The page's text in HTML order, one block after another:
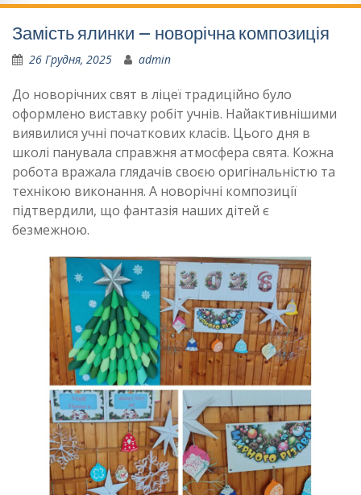
Замість ялинки – новорічна композиція
26 Грудня, 2025 admin
До новорічних свят в ліцеї традиційно було
оформлено виставку робіт учнів. Найактивнішими
виявилися учні початкових класів. Цього дня в
школі панувала справжня атмосфера свята. Кожна
робота вражала глядачів своєю оригінальністю та
технікою виконання. А новорічні композиції
підтвердили, що фантазія наших дітей є
безмежною.